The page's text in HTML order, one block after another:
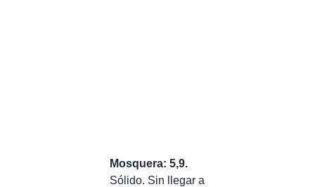
Mosquera: 5,9.
Sólido. Sin llegar a